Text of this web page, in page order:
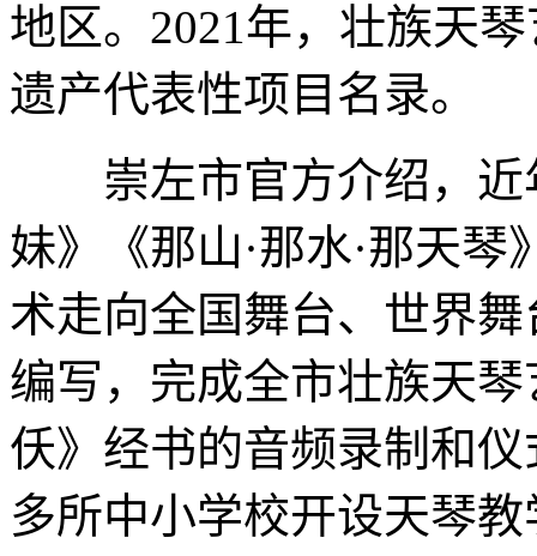
地区。2021年，壮族天
遗产代表性项目名录。
崇左市官方介绍，近
妹》《那山·那水·那天
术走向全国舞台、世界
编写，完成全市壮族天
仸》经书的音频录制和
多所中小学校开设天琴